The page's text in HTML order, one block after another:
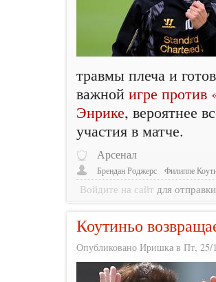
травмы плеча и
важнойигре против
Энрике, вероятнее
участия в матче.
Арсенал
Брендан Роджерс Филиппе
Войдите на сайт для
Коутиньо
Опубликовано Иришка в Пт, 25/